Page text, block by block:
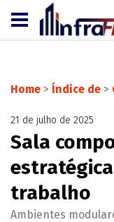
Home > Índice de >
21 de julho de 2025
Sala
trabalho
Ambientes